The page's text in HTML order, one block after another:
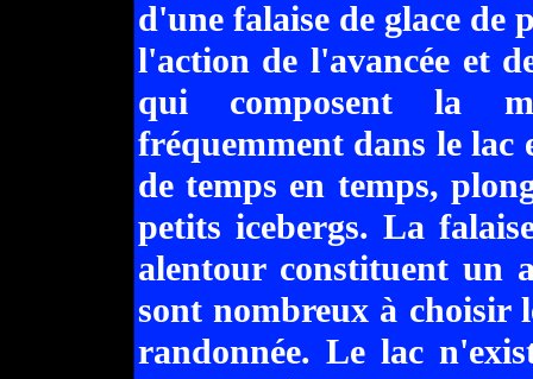
d'une falaise de glace de
l'action de l'avancée et
qui composent la
fréquemment dans le lac
de temps en temps,
petits icebergs. La
alentour constituent un
sont nombreux à choisir
randonnée. Le lac